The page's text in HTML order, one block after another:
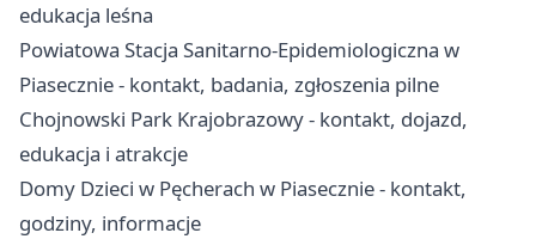
edukacja leśna
Powiatowa Stacja Sanitarno-Epidemiologiczna w
Piasecznie - kontakt, badania, zgłoszenia pilne
Chojnowski Park Krajobrazowy - kontakt, dojazd,
edukacja i atrakcje
Domy Dzieci w Pęcherach w Piasecznie - kontakt,
godziny, informacje